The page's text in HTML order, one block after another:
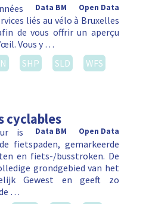
Open Data
Data BM
liés au vélo à Bruxelles
de vous offrir un aperçu
Vous y …
SHP SLD
WFS
cyclables
Open Data
Data BM
is
fietspaden, gemarkeerde
en fiets-/busstroken. De
grondgebied van het
Gewest en geeft zo
…